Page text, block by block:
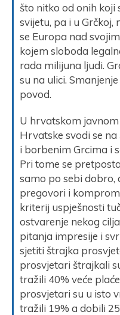
što nitko od onih koji
svijetu, pa i u Grčkoj,
se Europa nad
kojem sloboda
rada milijuna ljudi.
su na ulici.
povod.
U hrvatskom
Hrvatske svodi se
i borbenim Grcima i
Pri tome se
samo po sebi dobro,
pregovori i
kriterij uspješnosti
ostvarenje nekog
pitanja impresije i
sjetiti štrajka
prosvjetari štrajkali
tražili 40% veće
prosvjetari su u isto
tražili 19% a dobili